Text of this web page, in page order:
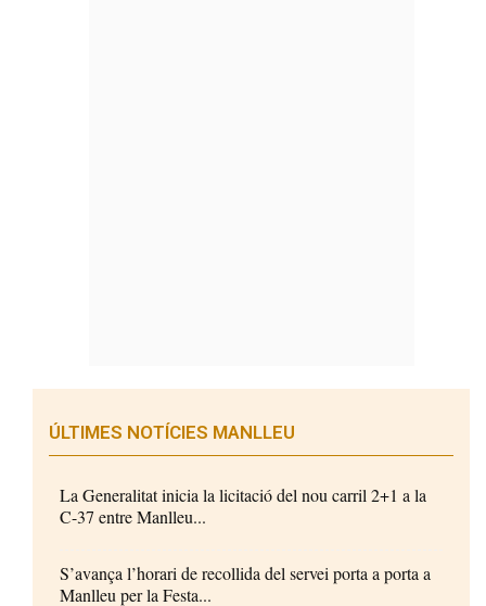
ÚLTIMES NOTÍCIES MANLLEU
La Generalitat inicia la licitació del nou carril 2+1 a la
C-37 entre Manlleu...
S’avança l’horari de recollida del servei porta a porta a
Manlleu per la Festa...